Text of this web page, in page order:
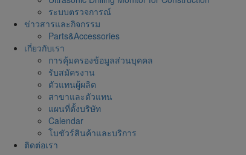
ระบบตรวจการณ์
ข่าวสารและกิจกรรม
Parts&Accessories
เกี่ยวกับเรา
การคุ้มครองข้อมูลส่วนบุคคล
รับสมัครงาน
ตัวแทนผู้ผลิต
สาขาและตัวแทน
แผนที่ตั้งบริษัท
Calendar
โบชัวร์สินค้าและบริการ
ติดต่อเรา